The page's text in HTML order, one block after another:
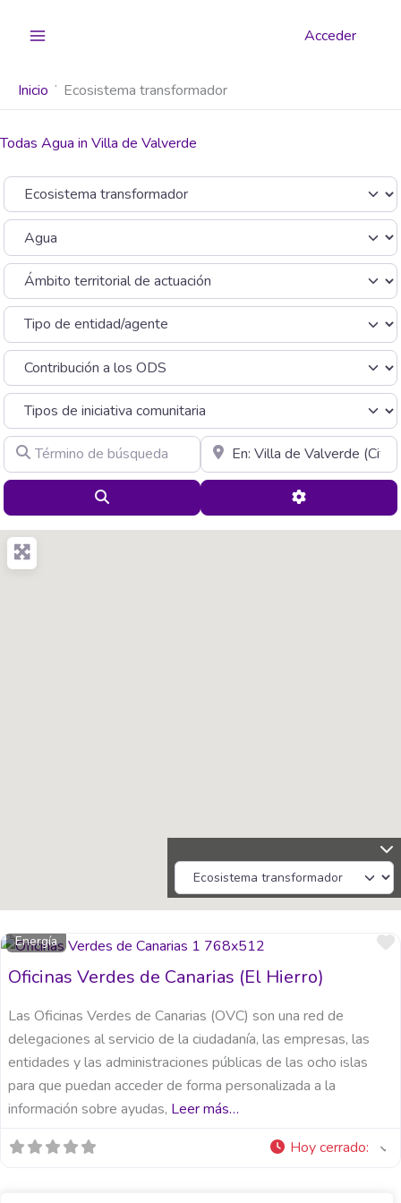
Acceder
Inicio Ecosistema transformador
Todas Agua in Villa de Valverde
Seleccionar el formulario de búsqueda
Categoría
Término de búsqueda Cerca de
Advanced
Energía
Oficinas Verdes de Canarias (El Hierro)
Las Oficinas Verdes de Canarias (OVC) son una red de
delegaciones al servicio de la ciudadanía, las empresas, las
entidades y las administraciones públicas de las ocho islas
para que puedan acceder de forma personalizada a la
información sobre ayudas, Leer más…
Hoy cerrado: